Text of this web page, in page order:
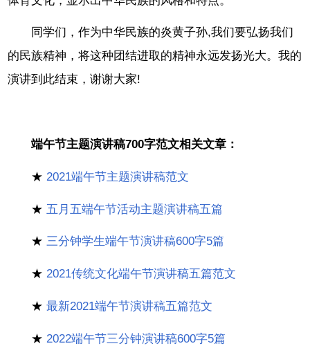
同学们，作为中华民族的炎黄子孙,我们要弘扬我们
的民族精神，将这种团结进取的精神永远发扬光大。我的
演讲到此结束，谢谢大家!
端午节主题演讲稿700字范文相关文章：
★ 2021端午节主题演讲稿范文
★ 五月五端午节活动主题演讲稿五篇
★三分钟学生端午节演讲稿600字5篇
★2021传统文化端午节演讲稿五篇范文
★最新2021端午节演讲稿五篇范文
★ 2022端午节三分钟演讲稿600字5篇